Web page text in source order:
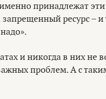
принадлежат
ресурс – и
и никогда в них не
проблем. А с